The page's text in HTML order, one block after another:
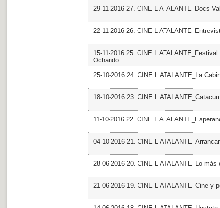
29-11-2016 27. CINE L ATALANTE_Docs
22-11-2016 26. CINE L
15-11-2016 25. CINE L
Ochando
25-10-2016 24. CINE L ATALANTE_La
18-10-2016 23. CINE L
11-10-2016 22. CINE L
04-10-2016 21. CINE L
28-06-2016 20. CINE L ATALANTE_Lo más
21-06-2016 19. CINE L ATALANTE_Cine y